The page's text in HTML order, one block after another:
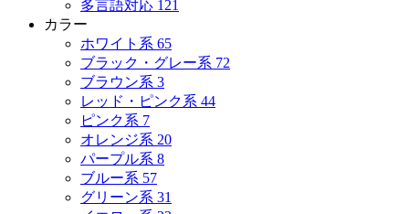
多言語対応 121
カラー
ホワイト系 65
ブラック・グレー系 72
ブラウン系 3
レッド・ピンク系 44
ピンク系 7
オレンジ系 20
パープル系 8
ブルー系 57
グリーン系 31